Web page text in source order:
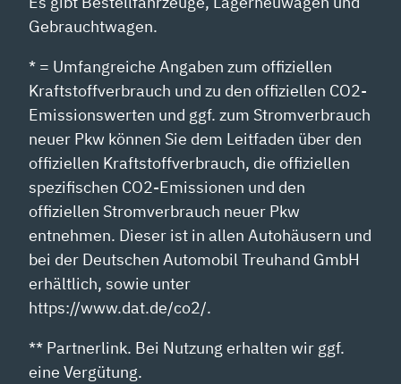
Gebrauchtwagen.
* = Umfangreiche Angaben zum offiziellen
Kraftstoffverbrauch und zu den offiziellen CO2-
Emissionswerten und ggf. zum Stromverbrauch
neuer Pkw können Sie dem Leitfaden über den
offiziellen Kraftstoffverbrauch, die offiziellen
spezifischen CO2-Emissionen und den
offiziellen Stromverbrauch neuer Pkw
entnehmen. Dieser ist in allen Autohäusern und
bei der Deutschen Automobil Treuhand GmbH
erhältlich, sowie unter
https://www.dat.de/co2/.
** Partnerlink. Bei Nutzung erhalten wir ggf.
eine Vergütung.